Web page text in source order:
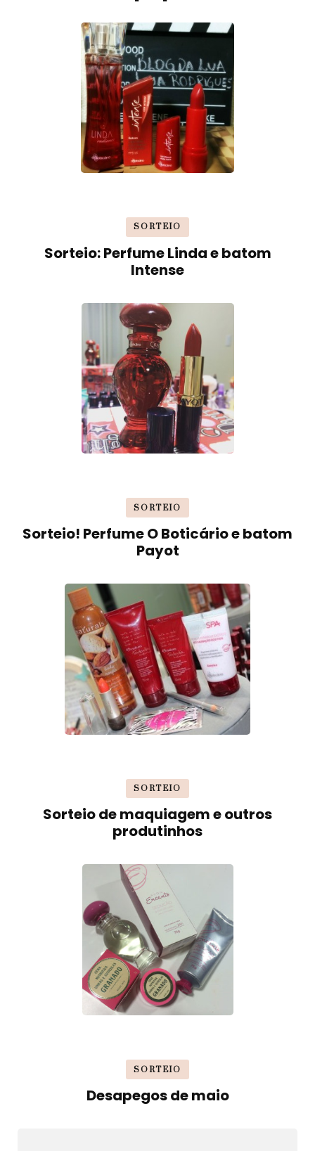
SORTEIO
Sorteio: Perfume Linda e batom
Intense
SORTEIO
Sorteio! Perfume O Boticário e batom
Payot
SORTEIO
Sorteio de maquiagem e outros
produtinhos
SORTEIO
Desapegos de maio